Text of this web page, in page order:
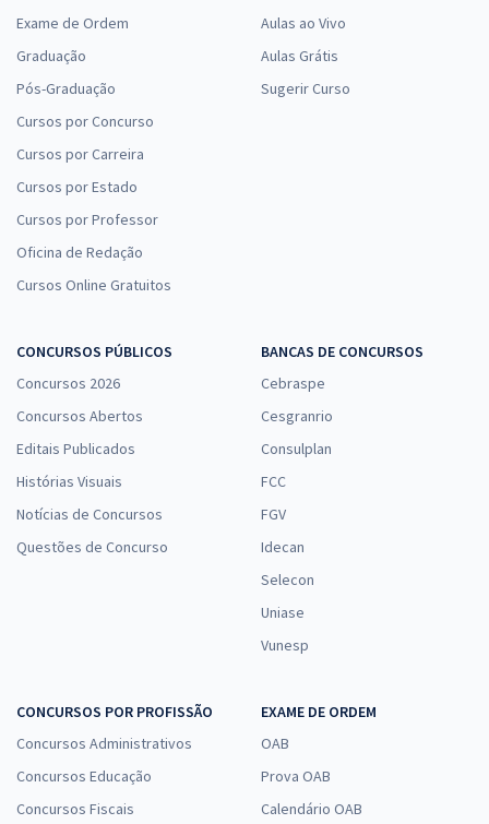
Exame de Ordem
Graduação
Pós-Graduação
Cursos por Concurso
Cursos por Carreira
Cursos por Estado
Cursos por Professor
Oficina de Redação
Cursos Online Gratuitos
Aulas ao Vivo
Aulas Grátis
Sugerir Curso
CONCURSOS PÚBLICOS
Concursos 2026
Concursos Abertos
Editais Publicados
Histórias Visuais
Notícias de Concursos
Questões de Concurso
BANCAS DE CONCURSOS
Cebraspe
Cesgranrio
Consulplan
FCC
FGV
Idecan
Selecon
Uniase
Vunesp
CONCURSOS POR PROFISSÃO
Concursos Administrativos
Concursos Educação
Concursos Fiscais
EXAME DE ORDEM
OAB
Prova OAB
Calendário OAB